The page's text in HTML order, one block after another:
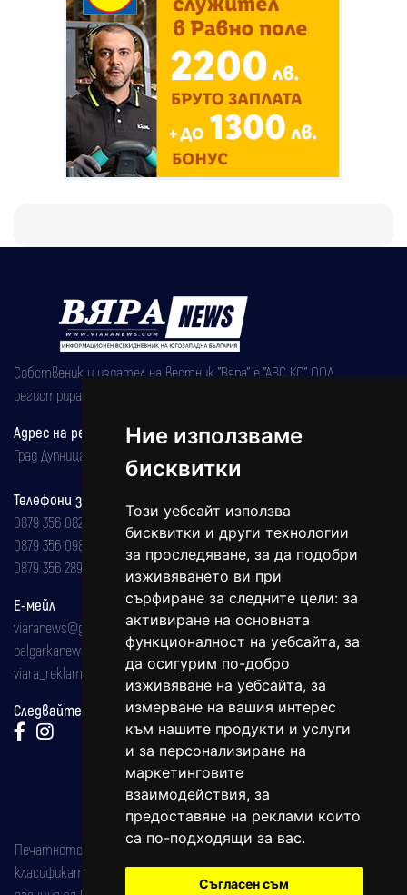
Ние използваме
бисквитки
Този уебсайт използва
бисквитки и други технологии
за проследяване, за да подобри
изживяването ви при
сърфиране за следните цели: за
активиране на основната
функционалност на уебсайта, за
да осигурим по-добро
изживяване на уебсайта, за
измерване на вашия интерес
към нашите продукти и услуги
и за персонализиране на
маркетинговите
взаимодействия, за
предоставяне на реклами които
са по-подходящи за вас.
Съгласен съм
Собственик и издател на вестник "Вяра" е "АВС КО" ООД,
регистрирана на 08.05.2002 година.
Адрес на редакцията
Град Дупница, ул.''Христо Ботев" 43
Телефони за реклама и абонаменти
0879 356 082
0879 356 098
0879 356 289
Е-мейл
viaranews@gmail.com
balgarkanews@gmail.com
viara_reklama@mail.bg
Следвайте ни:
Печатното издание на вестника е регистрирано в националния
класификатор на печатните издания (Българска национална